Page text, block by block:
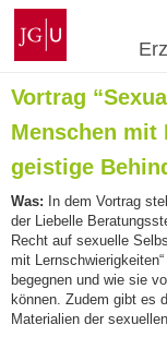
Zum
Inhalt
springen
Johannes
Gutenberg-
Universität
Mainz
Vortrag
Menschen mit
geistige
Was: In dem Vortrag
der Liebelle
Recht auf sexuelle
mit
begegnen und wie sie
können. Zudem gibt es
Materialien der